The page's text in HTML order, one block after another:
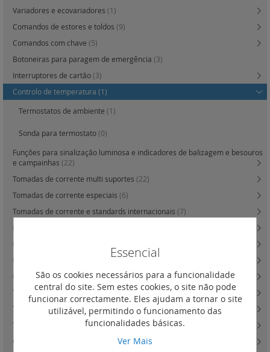
Variadores e ecovariadores (1)
Comandos de estores e toldos (9)
Comandos com chave (5)
Botoneiras para paragem de emergência (3)
Interruptores de cartão(3)
Controlo de temperatura (1)
Termostatos de ambiente (1)
Sonda para termostato(0)
Funções para sinalização luminosa e indicadores de balizagem e besouros
e campainhas (22)
Tomadas de corrente multi suportes (22)
Tomadas de corrente especiais (6)
Tomadas de corrente e standards internacionais (7)
Proteção de pessoas e equipamentos
Caixa de derivação e saída de cabos e obturadores
Carregadores de indução
Carregadores USB(16)
Tomadas RJ45(40)
Tomadas telefónicas (para renovação) (1)
Tomadas televisão
(13)
Outras tomadas informáticas
(9)
Essencial
São os cookies necessários para a funcionalidade
central do site. Sem estes cookies, o site não pode
funcionar correctamente. Eles ajudam a tornar o site
utilizável, permitindo o funcionamento das
funcionalidades básicas.
Ver Mais